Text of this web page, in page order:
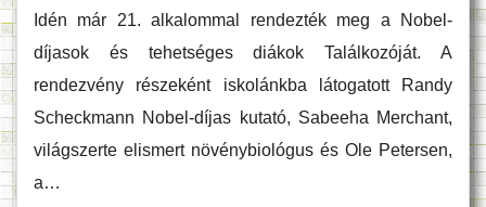
Idén már 21. alkalommal rendezték meg a Nobel-
díjasok és tehetséges diákok Találkozóját. A
rendezvény részeként iskolánkba látogatott Randy
Scheckmann Nobel-díjas kutató, Sabeeha Merchant,
világszerte elismert növénybiológus és Ole Petersen,
a…